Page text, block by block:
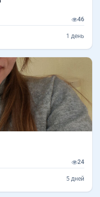
46
1 день
24
5 дней